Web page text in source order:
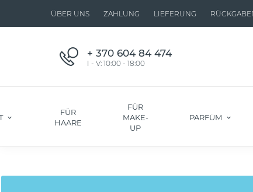
ÜBER UNS ZAHLUNG LIEFERUNG
+ 370 604 84 474
I - V: 10:00 - 18:00
FÜR
HAARE
FÜR
MAKE-
UP
PARFÜM